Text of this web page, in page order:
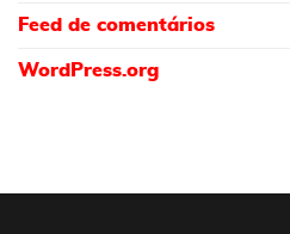
Feed de comentários
WordPress.org